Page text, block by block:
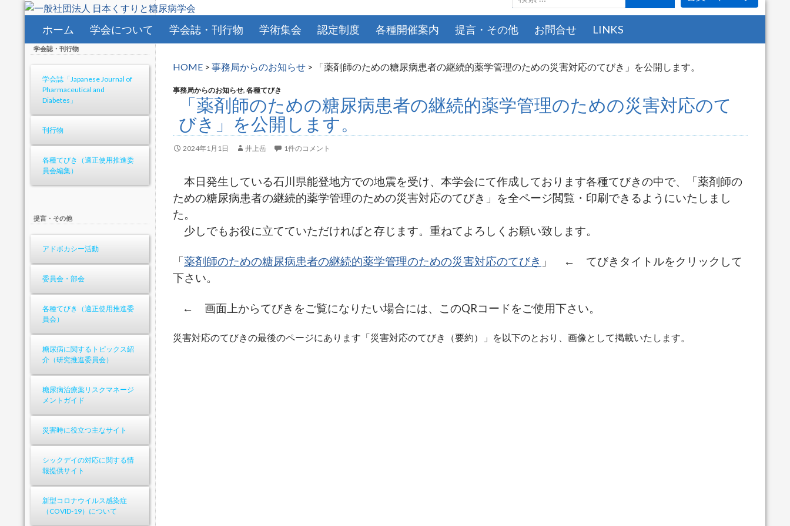
索:
コンテンツへスキップ
ホーム 学会について 学会誌・刊行物 学術集会 認定制度 各種開催案内 提言・その他 お問合せ LINKS
HOME > 事務局からのお知らせ > 「薬剤師のための糖尿病患者の継続的薬学管理のための災害対応のてびき」を公開します。
事務局からのお知らせ, 各種てびき
「薬剤師のための糖尿病患者の継続的薬学管理のための災害対応のて
びき」を公開します。
2024年1月1日 井上岳 1件のコメント
本日発生している石川県能登地方での地震を受け、 本学会にて作成しております各種てびきの中で、「薬剤師の
ための糖尿病患者の継続的薬学管理のための災害対応のてびき」を全ページ閲覧・印刷できるようにいたしまし
た。
少しでもお役に立てていただければと存じます。重ねてよろしくお願い致します。
「薬剤師のための糖尿病患者の継続的薬学管理のための災害対応のてびき 」
← てびきタイトルをクリックして
下さい。
← 画面上からてびきをご覧になりたい場合には、このQRコードをご使用下さい。
災害対応のてびきの最後のページにあります「災害対応のてびき（要約）」を以下のとおり、画像として掲載いたします。
学会誌・刊行物
学会誌「Japanese Journal of
Pharmaceutical and
Diabetes」
刊行物
各種てびき（適正使用推進委
員会編集）
提言・その他
アドボカシー活動
委員会・部会
各種てびき（適正使用推進委
員会）
糖尿病に関するトピックス紹
介（研究推進委員会）
糖尿病治療薬リスクマネージ
メントガイド
災害時に役立つ主なサイト
シックデイの対応に関する情
報提供サイト
新型コロナウイルス感染症
（COVID-19）について